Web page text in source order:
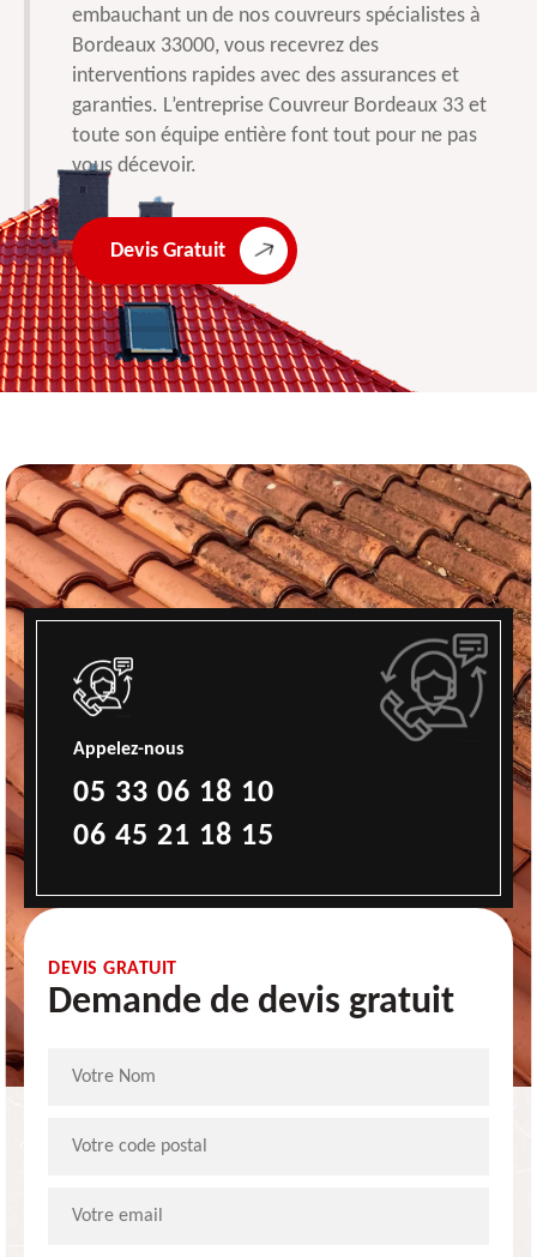
embauchant un de nos couvreurs spécialistes à
Bordeaux 33000, vous recevrez des
interventions rapides avec des assurances et
garanties. L’entreprise Couvreur Bordeaux 33 et
toute son équipe entière font tout pour ne pas
vous décevoir.
Devis Gratuit
Appelez-nous
05 33 06 18 10
06 45 21 18 15
DEVIS GRATUIT
Demande de devis gratuit